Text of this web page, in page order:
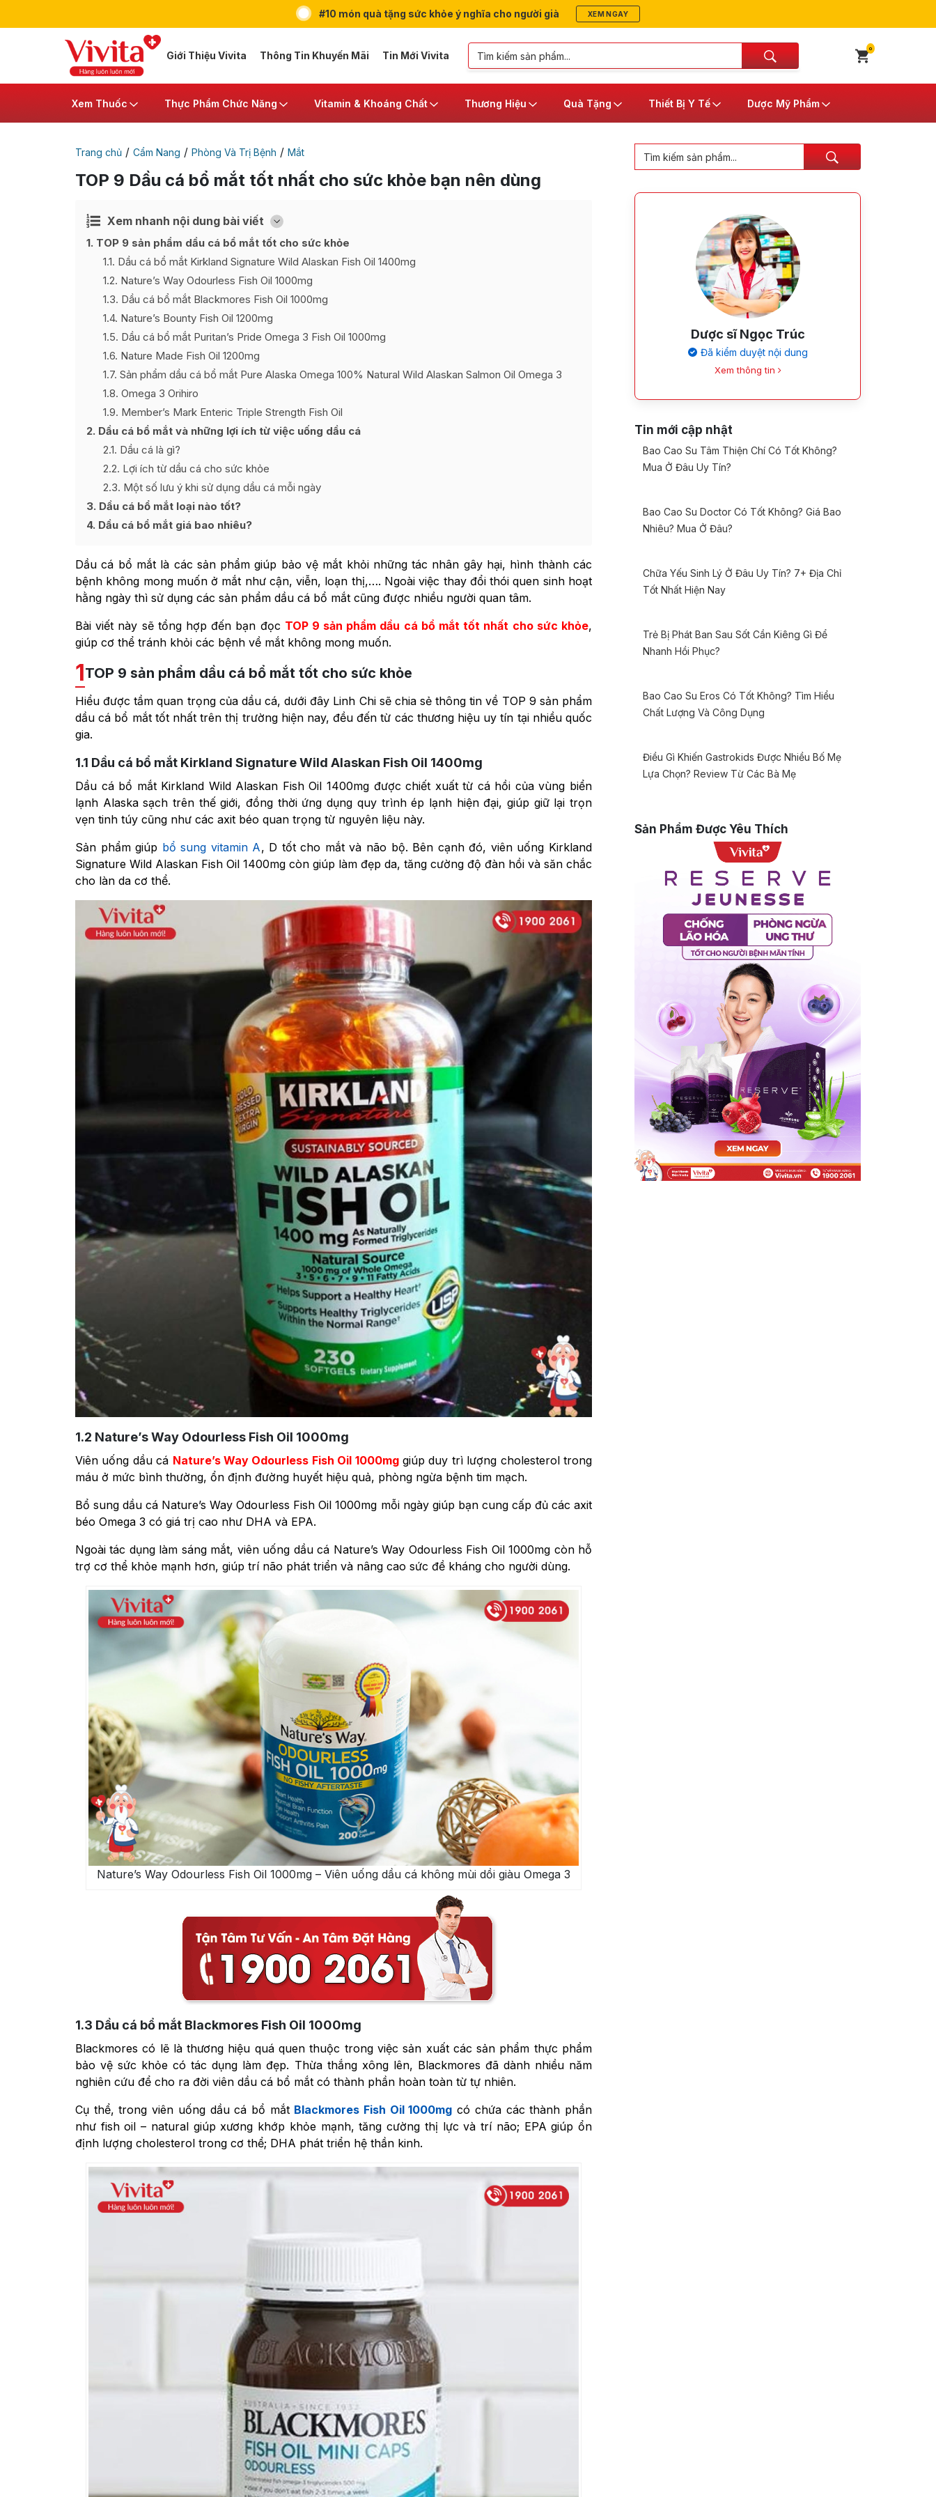
#10 món quà tặng sức khỏe ý nghĩa cho người già XEM NGAY
Giới Thiệu Vivita Thông Tin Khuyến Mãi Tin Mới Vivita
0
Xem Thuốc Thực Phẩm Chức Năng Vitamin & Khoáng Chất Thương Hiệu Quà Tặng Thiết Bị Y Tế Dược Mỹ Phẩm
Trang chủ / Cẩm Nang / Phòng Và Trị Bệnh / Mắt
TOP 9 Dầu cá bổ mắt tốt nhất cho sức khỏe bạn nên dùng
Xem nhanh nội dung bài viết [
Ẩn
1 TOP 9 sản phẩm dầu cá bổ mắt tốt cho sức khỏe
1.1 Dầu cá bổ mắt Kirkland Signature Wild Alaskan Fish Oil 1400mg
1.2 Nature’s Way Odourless Fish Oil 1000mg
1.3 Dầu cá bổ mắt Blackmores Fish Oil 1000mg
1.4 Nature’s Bounty Fish Oil 1200mg
1.5 Dầu cá bổ mắt Puritan’s Pride Omega 3 Fish Oil 1000mg
1.6 Nature Made Fish Oil 1200mg
1.7 Sản phẩm dầu cá bổ mắt Pure Alaska Omega 100% Natural Wild Alaskan Salmon Oil Omega 3
1.8 Omega 3 Orihiro
1.9 Member’s Mark Enteric Triple Strength Fish Oil
2 Dầu cá bổ mắt và những lợi ích từ việc uống dầu cá
2.1 Dầu cá là gì?
2.2 Lợi ích từ dầu cá cho sức khỏe
2.3 Một số lưu ý khi sử dụng dầu cá mỗi ngày
3 Dầu cá bổ mắt loại nào tốt?
4 Dầu cá bổ mắt giá bao nhiêu?
Dầu cá bổ mắt là các sản phẩm giúp bảo vệ mắt khỏi những tác nhân gây hại, hình thành các
bệnh không mong muốn ở mắt như cận, viễn, loạn thị,…. Ngoài việc thay đổi thói quen sinh hoạt
hằng ngày thì sử dụng các sản phẩm dầu cá bổ mắt cũng được nhiều người quan tâm.
Bài viết này sẽ tổng hợp đến bạn đọc TOP 9 sản phẩm dầu cá bổ mắt tốt nhất cho sức khỏe,
giúp cơ thể tránh khỏi các bệnh về mắt không mong muốn.
1TOP 9 sản phẩm dầu cá bổ mắt tốt cho sức khỏe
Hiểu được tầm quan trọng của dầu cá, dưới đây Linh Chi sẽ chia sẻ thông tin về TOP 9 sản phẩm
dầu cá bổ mắt tốt nhất trên thị trường hiện nay, đều đến từ các thương hiệu uy tín tại nhiều quốc
gia.
1.1 Dầu cá bổ mắt Kirkland Signature Wild Alaskan Fish Oil 1400mg
Dầu cá bổ mắt Kirkland Wild Alaskan Fish Oil 1400mg được chiết xuất từ cá hồi của vùng biển
lạnh Alaska sạch trên thế giới, đồng thời ứng dụng quy trình ép lạnh hiện đại, giúp giữ lại trọn
vẹn tinh túy cũng như các axit béo quan trọng từ nguyên liệu này.
Sản phẩm giúp bổ sung vitamin A, D tốt cho mắt và não bộ. Bên cạnh đó, viên uống Kirkland
Signature Wild Alaskan Fish Oil 1400mg còn giúp làm đẹp da, tăng cường độ đàn hồi và săn chắc
cho làn da cơ thể.
1.2 Nature’s Way Odourless Fish Oil 1000mg
Viên uống dầu cá Nature’s Way Odourless Fish Oil 1000mggiúp duy trì lượng cholesterol trong
máu ở mức bình thường, ổn định đường huyết hiệu quả, phòng ngừa bệnh tim mạch.
Bổ sung dầu cá Nature’s Way Odourless Fish Oil 1000mg mỗi ngày giúp bạn cung cấp đủ các axit
béo Omega 3 có giá trị cao như DHA và EPA.
Ngoài tác dụng làm sáng mắt, viên uống dầu cá Nature’s Way Odourless Fish Oil 1000mg còn hỗ
trợ cơ thể khỏe mạnh hơn, giúp trí não phát triển và nâng cao sức đề kháng cho người dùng.
Nature’s Way Odourless Fish Oil 1000mg – Viên uống dầu cá không mùi dồi giàu Omega 3
1.3 Dầu cá bổ mắt Blackmores Fish Oil 1000mg
Blackmores có lẽ là thương hiệu quá quen thuộc trong việc sản xuất các sản phẩm thực phẩm
bảo vệ sức khỏe có tác dụng làm đẹp. Thừa thắng xông lên, Blackmores đã dành nhiều năm
nghiên cứu để cho ra đời viên dầu cá bổ mắt có thành phần hoàn toàn từ tự nhiên.
Cụ thể, trong viên uống dầu cá bổ mắt Blackmores Fish Oil 1000mg có chứa các thành phần
như fish oil – natural giúp xương khớp khỏe mạnh, tăng cường thị lực và trí não; EPA giúp ổn
định lượng cholesterol trong cơ thể; DHA phát triển hệ thần kinh.
Dược sĩ Ngọc Trúc
Đã kiểm duyệt nội dung
Xem thông tin
Tin mới cập nhật
Bao Cao Su Tâm Thiện Chí Có Tốt Không?
Mua Ở Đâu Uy Tín?
Bao Cao Su Doctor Có Tốt Không? Giá Bao
Nhiêu? Mua Ở Đâu?
Chữa Yếu Sinh Lý Ở Đâu Uy Tín? 7+ Địa Chỉ
Tốt Nhất Hiện Nay
Trẻ Bị Phát Ban Sau Sốt Cần Kiêng Gì Để
Nhanh Hồi Phục?
Bao Cao Su Eros Có Tốt Không? Tìm Hiểu
Chất Lượng Và Công Dụng
Điều Gì Khiến Gastrokids Được Nhiều Bố Mẹ
Lựa Chọn? Review Từ Các Bà Mẹ
Sản Phẩm Được Yêu Thích